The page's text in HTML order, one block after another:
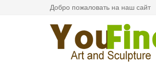
Добро пожаловать на наш сайт